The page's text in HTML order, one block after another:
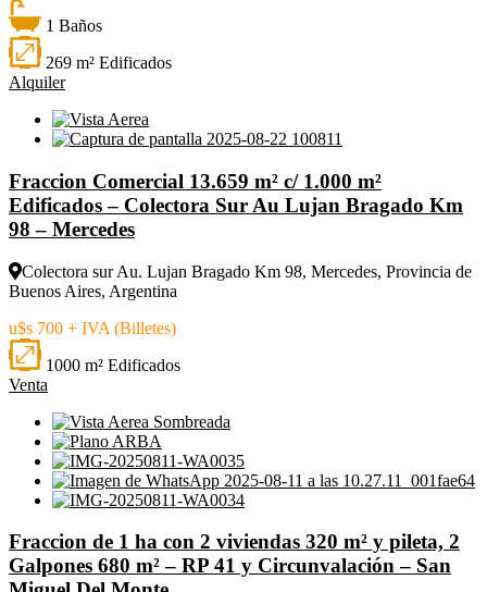
1 Baños
269 m² Edificados
Alquiler
Fraccion Comercial 13.659 m² c/ 1.000 m²
Edificados – Colectora Sur Au Lujan Bragado Km
98 – Mercedes
Colectora sur Au. Lujan Bragado Km 98, Mercedes, Provincia de
Buenos Aires, Argentina
u$s 700 + IVA (Billetes)
1000 m² Edificados
Venta
Fraccion de 1 ha con 2 viviendas 320 m² y pileta, 2
Galpones 680 m² – RP 41 y Circunvalación – San